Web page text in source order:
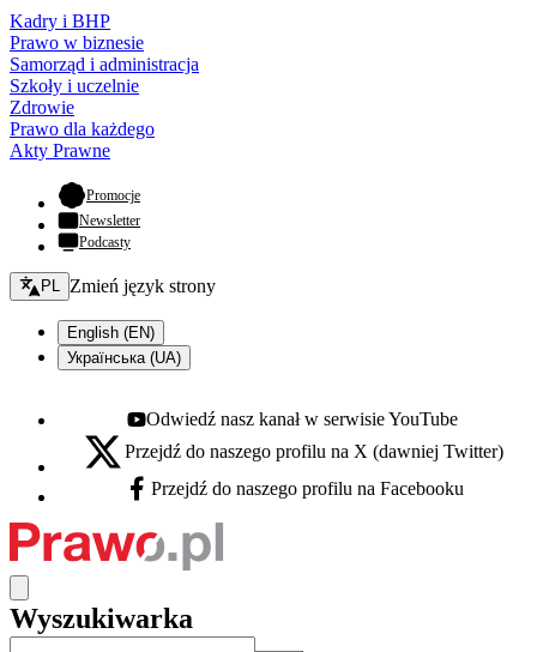
Kadry i BHP
Prawo w biznesie
Samorząd i administracja
Szkoły i uczelnie
Zdrowie
Prawo dla każdego
Akty Prawne
Promocje- otwiera się w nowej karcie
Newsletter
Podcasty
Zmień język - bieżący:
PL Zmień język strony
English (EN)
Українська (UA)
Youtube - otwiera się w nowej karcie
Odwiedź nasz kanał w serwisie YouTube
X - otwiera się w nowej karcie
Przejdź do naszego profilu na X (dawniej Twitter)
Facebook - otwiera się w nowej karcie
Przejdź do naszego profilu na Facebooku
Wyszukiwarka